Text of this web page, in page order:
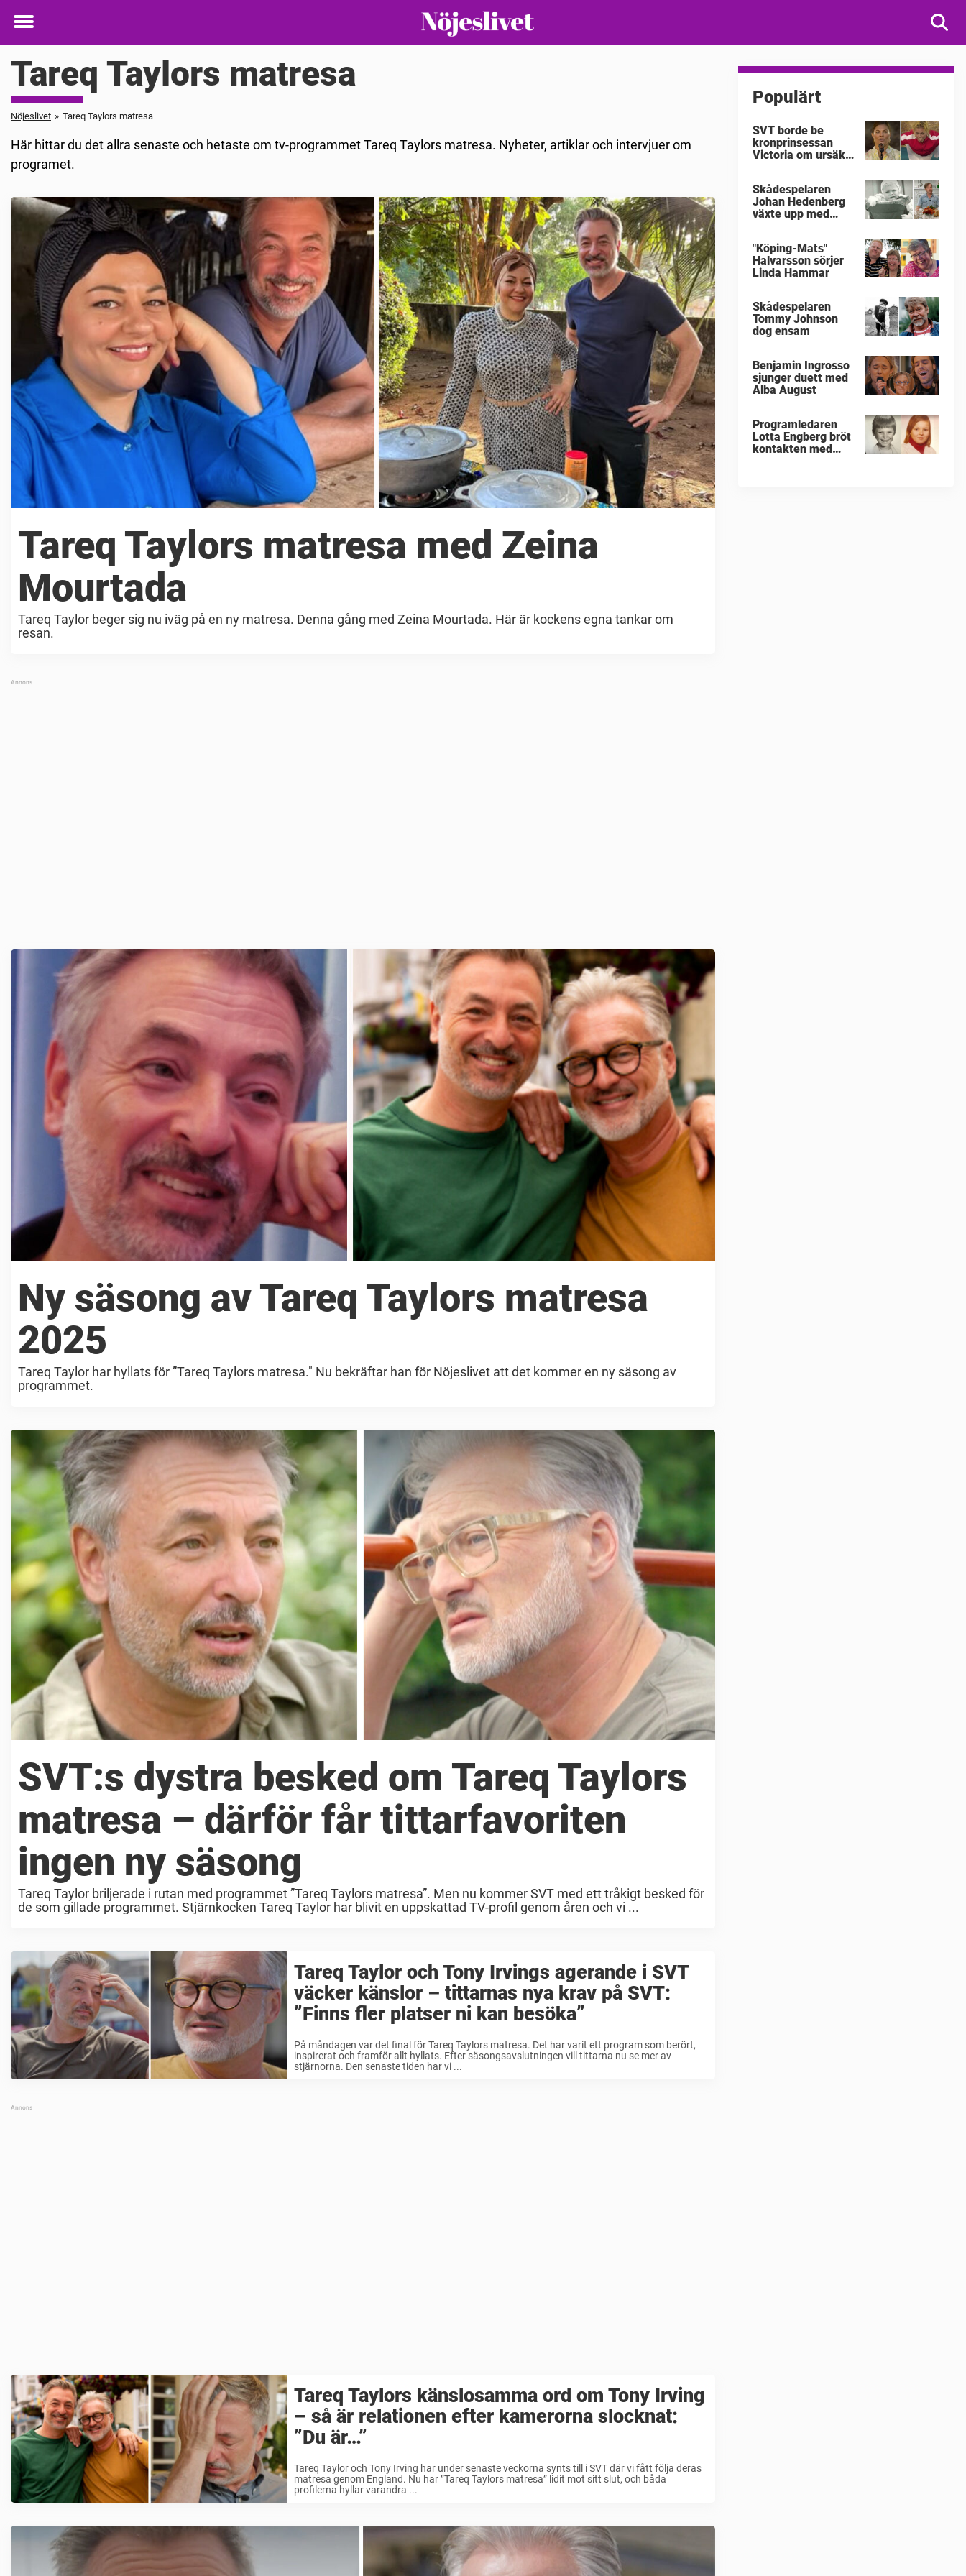
Toggle
Tareq Taylors matresa
Nöjeslivet » Tareq Taylors matresa
Här hittar du det allra senaste och hetaste om tv-programmet Tareq Taylors matresa. Nyheter, artiklar och intervjuer om
programet.
Tareq Taylors matresa med Zeina
Mourtada
Tareq Taylor beger sig nu iväg på en ny matresa. Denna gång med Zeina Mourtada. Här är kockens egna tankar om
resan.
Ny säsong av Tareq Taylors matresa
2025
Tareq Taylor har hyllats för ”Tareq Taylors matresa." Nu bekräftar han för Nöjeslivet att det kommer en ny säsong av
programmet.
SVT:s dystra besked om Tareq Taylors
matresa – därför får tittarfavoriten
ingen ny säsong
Tareq Taylor briljerade i rutan med programmet ”Tareq Taylors matresa”. Men nu kommer SVT med ett tråkigt besked för
de som gillade programmet. Stjärnkocken Tareq Taylor har blivit en uppskattad TV-profil genom åren och vi ...
Tareq Taylor och Tony Irvings agerande i SVT
väcker känslor – tittarnas nya krav på SVT:
”Finns fler platser ni kan besöka”
På måndagen var det final för Tareq Taylors matresa. Det har varit ett program som berört,
inspirerat och framför allt hyllats. Efter säsongsavslutningen vill tittarna nu se mer av
stjärnorna. Den senaste tiden har vi ...
Tareq Taylors känslosamma ord om Tony Irving
– så är relationen efter kamerorna slocknat:
”Du är…”
Tareq Taylor och Tony Irving har under senaste veckorna synts till i SVT där vi fått följa deras
matresa genom England. Nu har ”Tareq Taylors matresa” lidit mot sitt slut, och båda
profilerna hyllar varandra ...
Populärt
SVT borde be
kronprinsessan
Victoria om ursäkt
Skådespelaren
Johan Hedenberg
växte upp med
"Köping-Mats"
Halvarsson sörjer
Linda Hammar
Skådespelaren
Tommy Johnson
dog ensam
Benjamin Ingrosso
sjunger duett med
Alba August
Programledaren
Lotta Engberg bröt
kontakten med